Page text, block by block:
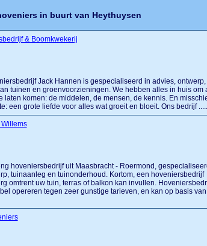
in buurt van Heythuysen
& Boomkwekerij
Jack Hannen is gespecialiseerd in advies, ontwerp,
tuinen en groenvoorzieningen. We hebben alles in huis om
laten komen: de middelen, de mensen, de kennis. En
een grote liefde voor alles wat groeit en bloeit. Ons bedrijf
hoveniersbedrijf uit Maasbracht - Roermond,
tuinaanleg en tuinonderhoud. Kortom, een hoveniersbedrijf
omtrent uw tuin, terras of balkon kan invullen.
opereren tegen zeer gunstige tarieven, en kan op basis van